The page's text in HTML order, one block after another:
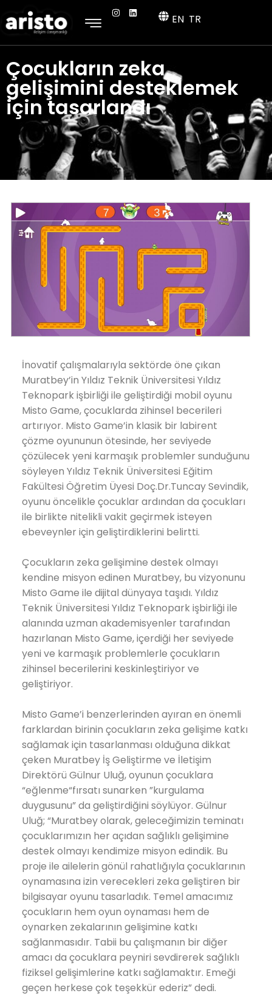
EN TR
Çocukların zeka
gelişimini desteklemek
için tasarlandı
İnovatif çalışmalarıyla sektörde öne çıkan
Muratbey’in Yıldız Teknik Üniversitesi Yıldız
Teknopark işbirliği ile geliştirdiği mobil oyunu
Misto Game, çocuklarda zihinsel becerileri
artırıyor. Misto Game’in klasik bir labirent
çözme oyununun ötesinde, her seviyede
çözülecek yeni karmaşık problemler sunduğunu
söyleyen Yıldız Teknik Üniversitesi Eğitim
Fakültesi Öğretim Üyesi Doç.Dr.Tuncay Sevindik,
oyunu öncelikle çocuklar ardından da çocukları
ile birlikte nitelikli vakit geçirmek isteyen
ebeveynler için geliştirdiklerini belirtti.
Çocukların zeka gelişimine destek olmayı
kendine misyon edinen Muratbey, bu vizyonunu
Misto Game ile dijital dünyaya taşıdı. Yıldız
Teknik Üniversitesi Yıldız Teknopark işbirliği ile
alanında uzman akademisyenler tarafından
hazırlanan Misto Game, içerdiği her seviyede
yeni ve karmaşık problemlerle çocukların
zihinsel becerilerini keskinleştiriyor ve
geliştiriyor.
Misto Game’i benzerlerinden ayıran en önemli
farklardan birinin çocukların zeka gelişime katkı
sağlamak için tasarlanması olduğuna dikkat
çeken Muratbey İş Geliştirme ve İletişim
Direktörü Gülnur Uluğ, oyunun çocuklara
“eğlenme“fırsatı sunarken ”kurgulama
duygusunu” da geliştirdiğini söylüyor. Gülnur
Uluğ; “Muratbey olarak, geleceğimizin teminatı
çocuklarımızın her açıdan sağlıklı gelişimine
destek olmayı kendimize misyon edindik. Bu
proje ile ailelerin gönül rahatlığıyla çocuklarının
oynamasına izin verecekleri zeka geliştiren bir
bilgisayar oyunu tasarladık. Temel amacımız
çocukların hem oyun oynaması hem de
oynarken zekalarının gelişimine katkı
sağlanmasıdır. Tabii bu çalışmanın bir diğer
amacı da çocuklara peyniri sevdirerek sağlıklı
fiziksel gelişimlerine katkı sağlamaktır. Emeği
geçen herkese çok teşekkür ederiz” dedi.